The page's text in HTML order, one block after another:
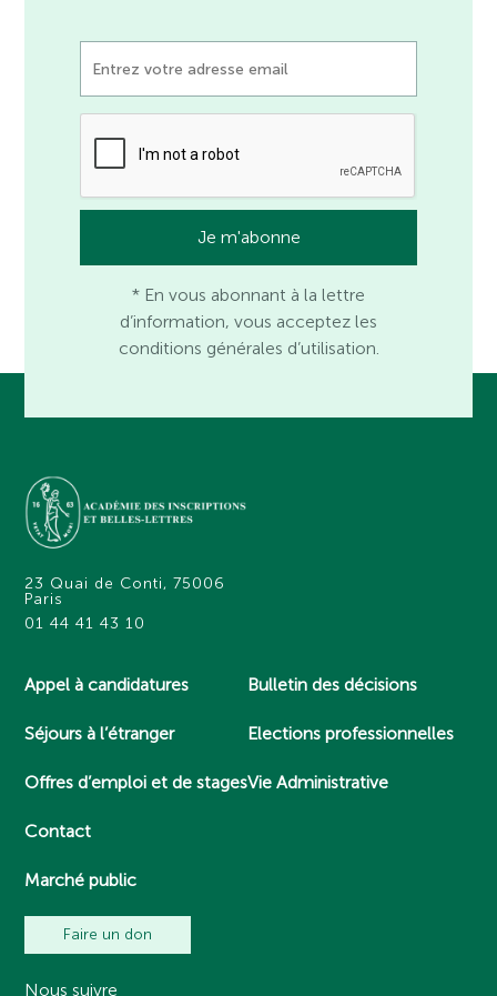
* En vous abonnant à la lettre
d’information, vous acceptez les
conditions générales d’utilisation.
23 Quai de Conti, 75006
Paris
01 44 41 43 10
Appel à candidatures
Séjours à l’étranger
Offres d’emploi et de stages
Contact
Marché public
Bulletin des décisions
Elections professionnelles
Vie Administrative
Faire un don
Nous suivre